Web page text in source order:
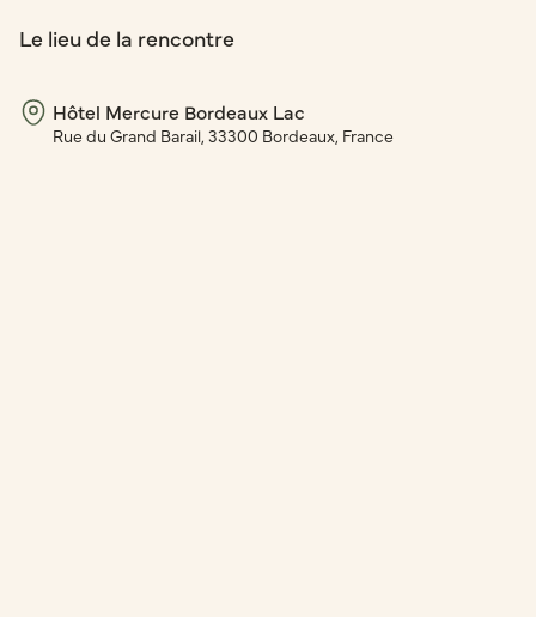
Le lieu de la rencontre
Hôtel Mercure Bordeaux Lac
Rue du Grand Barail, 33300 Bordeaux, France